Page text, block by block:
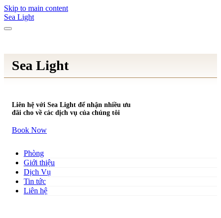
Skip to main content
Sea Light
Sea Light
Liên hệ với Sea Light để nhận nhiều ưu
đãi cho về các dịch vụ của chúng tôi
Book Now
Phòng
Giới thiệu
Dịch Vụ
Tin tức
Liên hệ